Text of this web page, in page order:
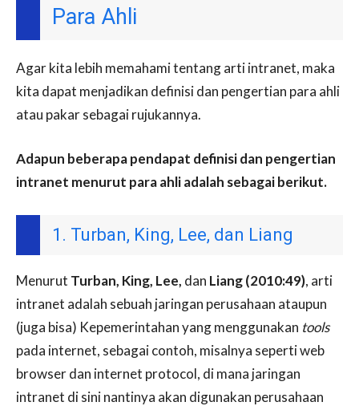
Para Ahli
Agar kita lebih memahami tentang arti intranet, maka
kita dapat menjadikan definisi dan pengertian para ahli
atau pakar sebagai rujukannya.
Adapun beberapa pendapat definisi dan pengertian
intranet menurut para ahli adalah sebagai berikut.
1. Turban, King, Lee, dan Liang
Menurut Turban, King, Lee, dan Liang (2010:49), arti
intranet adalah sebuah jaringan perusahaan ataupun
(juga bisa) Kepemerintahan yang menggunakan tools
pada internet, sebagai contoh, misalnya seperti web
browser dan internet protocol, di mana jaringan
intranet di sini nantinya akan digunakan perusahaan